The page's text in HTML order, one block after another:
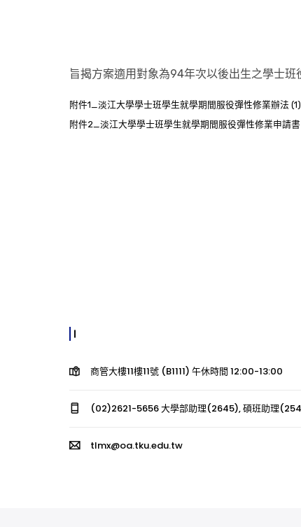
旨揭方案適用對象為94年次以後出生之學士
附件1_淡江大學學士班學生就學期間服役彈性修業辦法 (1)
附件2_淡江大學學士班學生就學期間服役彈性修業申請書
商管大樓11樓11號 (B1111) 午休時間 12:00-13:00
(02)2621-5656 大學部助理(2645), 碩班助理
tlmx@oa.tku.edu.tw